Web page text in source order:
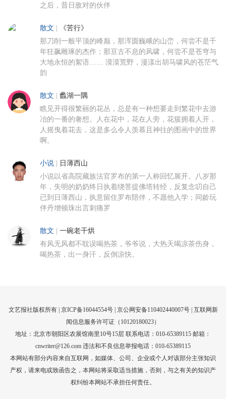
之后，昔日敌对的伙伴
散文 《苦行》
那刀削一般平顶的峰巅，那浑圆巍峨的山峦，何尝不是千
年狂飙雕琢的杰作；那亘古不息的风啸，何尝不是苍穹与
大地永恒的絮语…… 漠漠荒野，漫漾出胡马啸风的苍茫气
韵
散文 蠡湖一隅
瞧见开得很繁丽的花丛，总是有一种想要走到繁花中去游
冶的一番的奢想。人在花中，花在人旁，花簇拥着人开，
人摇曳着花去，这是多么令人羡慕且神往的图画中的世界
啊。
小说 日薄西山
小说以省高院藏族法官罗布的第一人称回忆展开。八岁那
年，失明的奶奶终日执着绕菩提佛塔转经，反复念叨自己
已到日薄西山，执意留住罗布陪伴，不愿他入学；同龄玩
伴丹增顿珠出言刺痛罗
散文 一碗老干烘
有风无风都不耽误喝热茶，爷爷说，大热天喝凉茶伤身，
喝热茶，出一身汗，反倒凉快。
文艺报社版权所有 | 京ICP备16044554号| 京公网安备110402440007号 | 互联网新
闻信息服务许可证（10120180023）
地址：北京市朝阳区农展馆南里10号15层 联系电话：010-65389115 邮箱：
cnwriter@126.com 违法和不良信息举报电话：010-65389115
本网站有部分内容来自互联网，如媒体、公司、企业或个人对该部分主张知识
产权，请来电或致函告之，本网站将采取适当措施，否则，与之有关的知识产
权纠纷本网站不承担任何责任。